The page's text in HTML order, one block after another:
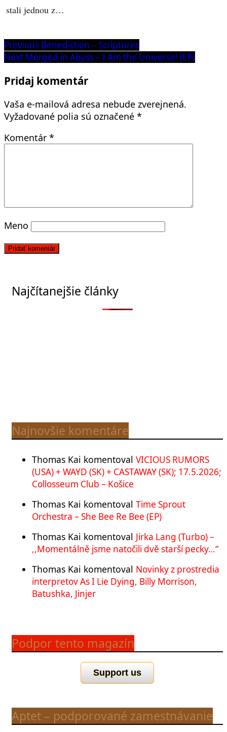
stali jednou z…
Navigácia
v
článku
Previous Previous
post:
Benediction – Scriptures
Next Next
Merged in Abyss – I Am the Universe! (EP)
Pridaj komentár
Vaša e-mailová adresa nebude zverejnená.
Vyžadované polia sú označené *
Komentár *
Meno
Najčítanejšie články
Najnovšie komentáre
Thomas Kai komentoval VICIOUS RUMORS
(USA) + WAYD (SK) + CASTAWAY (SK); 17.5.2026;
Collosseum Club – Košice
Thomas Kai komentoval Time Sprout
Orchestra – She Bee Re Bee (EP)
Thomas Kai komentoval Jirka Lang (Turbo) –
,,Momentálně jsme natočili dvě starší pecky…“
Thomas Kai komentoval Novinky z prostredia
interpretov As I Lie Dying, Billy Morrison,
Batushka, Jinjer
Podpor tento magazín
Support us
Aptet – podporované zamestnávanie